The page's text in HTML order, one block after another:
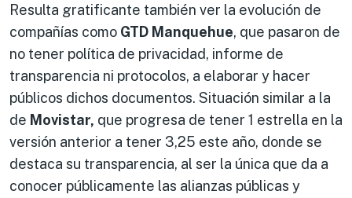
Resulta gratificante también ver la evolución de
compañías como GTD Manquehue, que pasaron de
no tener política de privacidad, informe de
transparencia ni protocolos, a elaborar y hacer
públicos dichos documentos. Situación similar a la
de Movistar, que progresa de tener 1 estrella en la
versión anterior a tener 3,25 este año, donde se
destaca su transparencia, al ser la única que da a
conocer públicamente las alianzas públicas y